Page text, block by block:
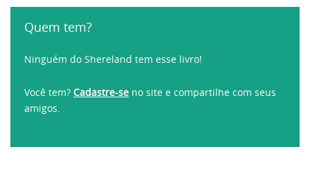
Quem tem?
Ninguém do Shereland tem esse livro!
Você tem? Cadastre-se no site e compartilhe com seus
amigos.